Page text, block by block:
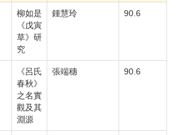
柳如是
《戊寅
草》研
究
鍾慧玲 90.6
《呂氏
春秋》
之名實
觀及其
淵源
張端穗 90.6